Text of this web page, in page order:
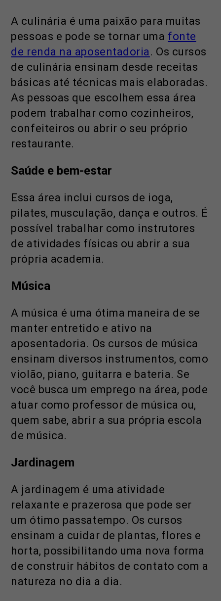
A culinária é uma paixão para muitas
pessoas e pode se tornar uma fonte
de renda na aposentadoria. Os cursos
de culinária ensinam desde receitas
básicas até técnicas mais elaboradas.
As pessoas que escolhem essa área
podem trabalhar como cozinheiros,
confeiteiros ou abrir o seu próprio
restaurante.
Saúde e bem-estar
Essa área inclui cursos de ioga,
pilates, musculação, dança e outros. É
possível trabalhar como instrutores
de atividades físicas ou abrir a sua
própria academia.
Música
A música é uma ótima maneira de se
manter entretido e ativo na
aposentadoria. Os cursos de música
ensinam diversos instrumentos, como
violão, piano, guitarra e bateria. Se
você busca um emprego na área, pode
atuar como professor de música ou,
quem sabe, abrir a sua própria escola
de música.
Jardinagem
A jardinagem é uma atividade
relaxante e prazerosa que pode ser
um ótimo passatempo. Os cursos
ensinam a cuidar de plantas, flores e
horta, possibilitando uma nova forma
de construir hábitos de contato com a
natureza no dia a dia.